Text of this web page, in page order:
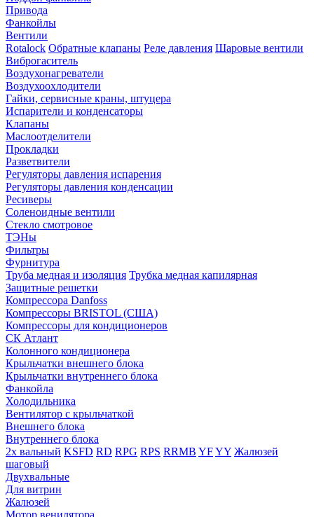
Привода
Фанкойлы
Вентили
Rotalock Обратные клапаны Реле давления Шаровые вентили
Виброгаситель
Воздухонагреватели
Воздухоохлодители
Гайки, сервисные краны, штуцера
Испарители и конденсаторы
Клапаны
Маслоотделители
Прокладки
Разветвители
Регуляторы давления испарения
Регуляторы давления конденсации
Ресиверы
Соленоидные вентили
Стекло смотровое
ТЭНы
Фильтры
Фурнитура
Труба медная и изоляция Трубка медная капилярная
Защитные решетки
Компрессора Danfoss
Компрессоры BRISTOL (США)
Компрессоры для кондиционеров
СК Атлант
Колонного кондиционера
Крыльчатки внешнего блока
Крыльчатки внутреннего блока
Фанкойла
Холодильника
Вентилятор с крыльчаткой
Внешнего блока
Внутреннего блока
2х вальный KSFD RD RPG RPS RRMB YFYY Жалюзей
шаговый
Двухвальные
Для витрин
Жалюзей
Мотор венилятора